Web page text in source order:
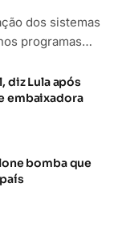
dos sistemas
programas…
diz Lula após
embaixadora
bomba que